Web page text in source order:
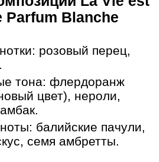
Parfum Blanche
розовый перец,
тона: флердоранж
цвет), нероли,
балийские пачули,
семя амбретты.